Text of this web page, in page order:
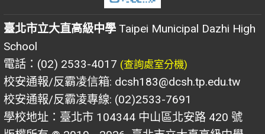
臺北市立大直高級中學 Taipei Municipal Dazhi High
School
電話：(02) 2533-4017 (查詢處室分機)
校安通報/反霸凌信箱: dcsh183@dcsh.tp.edu.tw
校安通報/反霸凌專線: (02)2533-7691
學校地址：臺北市 104344 中山區北安路 420 號